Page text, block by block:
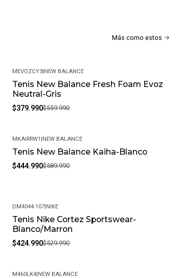
Más como estos
-32%
MEVOZCY3|NEW BALANCE
Tenis New Balance Fresh Foam Evoz
Neutral-Gris
$379.990$559.990
-25%
MKAIRRW1 |NEW BALANCE
Tenis New Balance Kaiha-Blanco
$444.990$589.990
-20%
DM4044-107|NIKE
Tenis Nike Cortez Sportswear-
Blanco/Marron
$424.990$529.990
M460LK4|NEW BALANCE